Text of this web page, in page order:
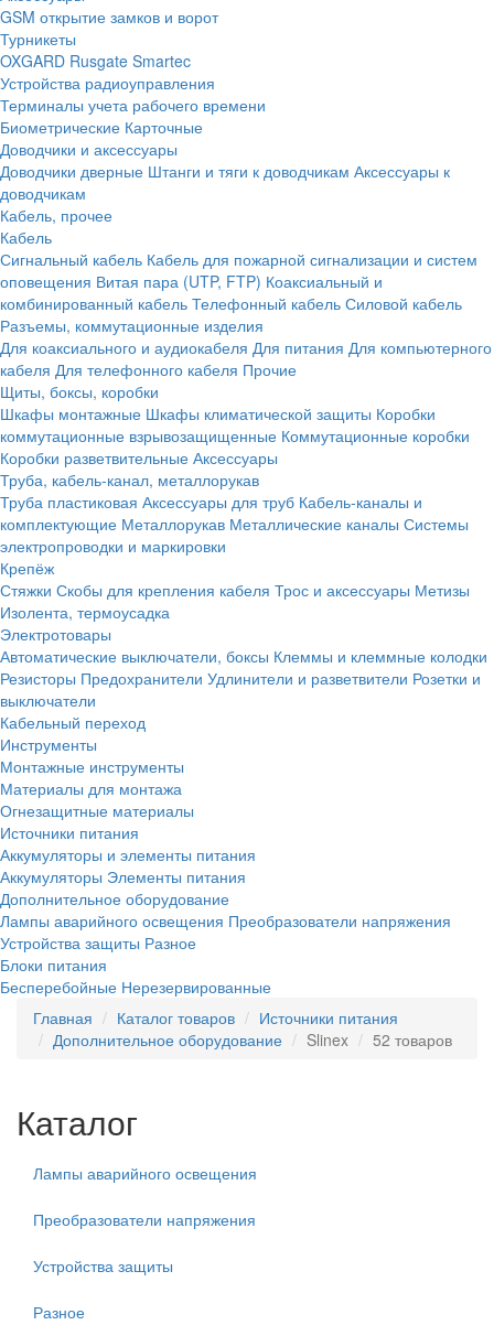
GSM открытие замков и ворот
Турникеты
OXGARD Rusgate Smartec
Устройства радиоуправления
Терминалы учета рабочего времени
Биометрические Карточные
Доводчики и аксессуары
Доводчики дверные Штанги и тяги к доводчикам Аксессуары к
доводчикам
Кабель, прочее
Кабель
Сигнальный кабель Кабель для пожарной сигнализации и систем
оповещения Витая пара (UTP, FTP) Коаксиальный и
комбинированный кабель Телефонный кабель Силовой кабель
Разъемы, коммутационные изделия
Для коаксиального и аудиокабеля Для питания Для компьютерного
кабеля Для телефонного кабеля Прочие
Щиты, боксы, коробки
Шкафы монтажные Шкафы климатической защиты Коробки
коммутационные взрывозащищенные Коммутационные коробки
Коробки разветвительные Аксессуары
Труба, кабель-канал, металлорукав
Труба пластиковая Аксессуары для труб Кабель-каналы и
комплектующие Металлорукав Металлические каналы Системы
электропроводки и маркировки
Крепёж
Стяжки Скобы для крепления кабеля Трос и аксессуары Метизы
Изолента, термоусадка
Электротовары
Автоматические выключатели, боксы Клеммы и клеммные колодки
Резисторы Предохранители Удлинители и разветвители Розетки и
выключатели
Кабельный переход
Инструменты
Монтажные инструменты
Материалы для монтажа
Огнезащитные материалы
Источники питания
Аккумуляторы и элементы питания
Аккумуляторы Элементы питания
Дополнительное оборудование
Лампы аварийного освещения Преобразователи напряжения
Устройства защиты Разное
Блоки питания
Бесперебойные Нерезервированные
Главная
Каталог товаров
Источники питания
Дополнительное оборудование
Slinex 52 товаров
Каталог
Лампы аварийного освещения
Преобразователи напряжения
Устройства защиты
Разное